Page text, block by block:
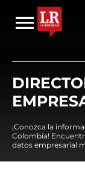
¡Conozca la
Colombia!
datos empresarial